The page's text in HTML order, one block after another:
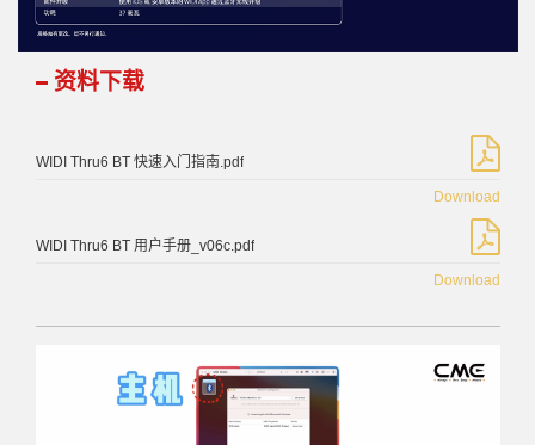
资料下载
WIDI Thru6 BT 快速入门指南.pdf
Download
WIDI Thru6 BT 用户手册_v06c.pdf
Download